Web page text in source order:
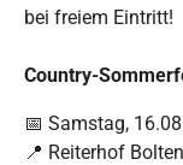
bei freiem Eintritt!
Country-
📅 Samstag,
📍 Reiterhof